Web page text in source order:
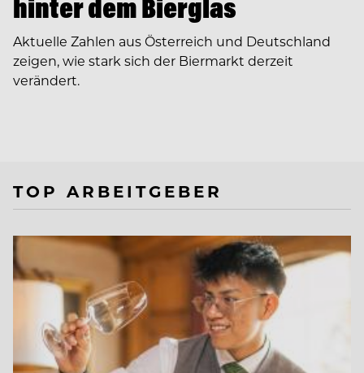
hinter dem Bierglas
Aktuelle Zahlen aus Österreich und Deutschland
zeigen, wie stark sich der Biermarkt derzeit
verändert.
TOP ARBEITGEBER